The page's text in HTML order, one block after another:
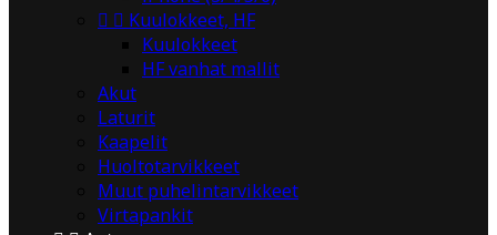
  Kuulokkeet, HF
Kuulokkeet
HF vanhat mallit
Akut
Laturit
Kaapelit
Huoltotarvikkeet
Muut puhelintarvikkeet
Virtapankit